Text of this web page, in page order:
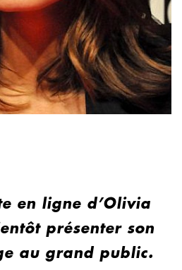
en ligne d’Olivia
présenter son
au grand public.